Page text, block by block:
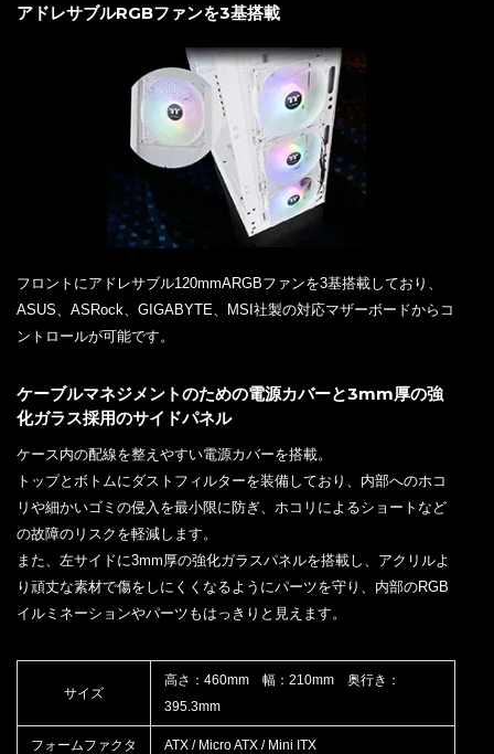
アドレサブルRGBファンを3基搭載
フロントにアドレサブル120mmARGBファンを3基搭載しており、
ASUS、ASRock、GIGABYTE、MSI社製の対応マザーボードからコ
ントロールが可能です。
ケーブルマネジメントのための電源カバーと3mm厚の強
化ガラス採用のサイドパネル
ケース内の配線を整えやすい電源カバーを搭載。
トップとボトムにダストフィルターを装備しており、内部へのホコ
リや細かいゴミの侵入を最小限に防ぎ、ホコリによるショートなど
の故障のリスクを軽減します。
また、左サイドに3mm厚の強化ガラスパネルを搭載し、アクリルよ
り頑丈な素材で傷をしにくくなるようにパーツを守り、内部のRGB
イルミネーションやパーツもはっきりと見えます。
サイズ
高さ：460mm 幅：210mm 奥行き：
395.3mm
フォームファクタ ATX / Micro ATX / Mini ITX